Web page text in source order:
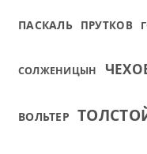
ПАСКАЛЬ ПРУТКОВ
СОЛЖЕНИЦЫН
ВОЛЬТЕР